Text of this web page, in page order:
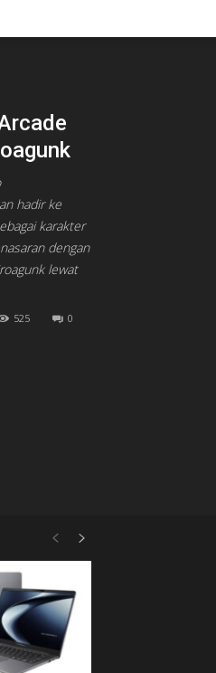
hadir ke
karakter
dengan
lewat
525 0